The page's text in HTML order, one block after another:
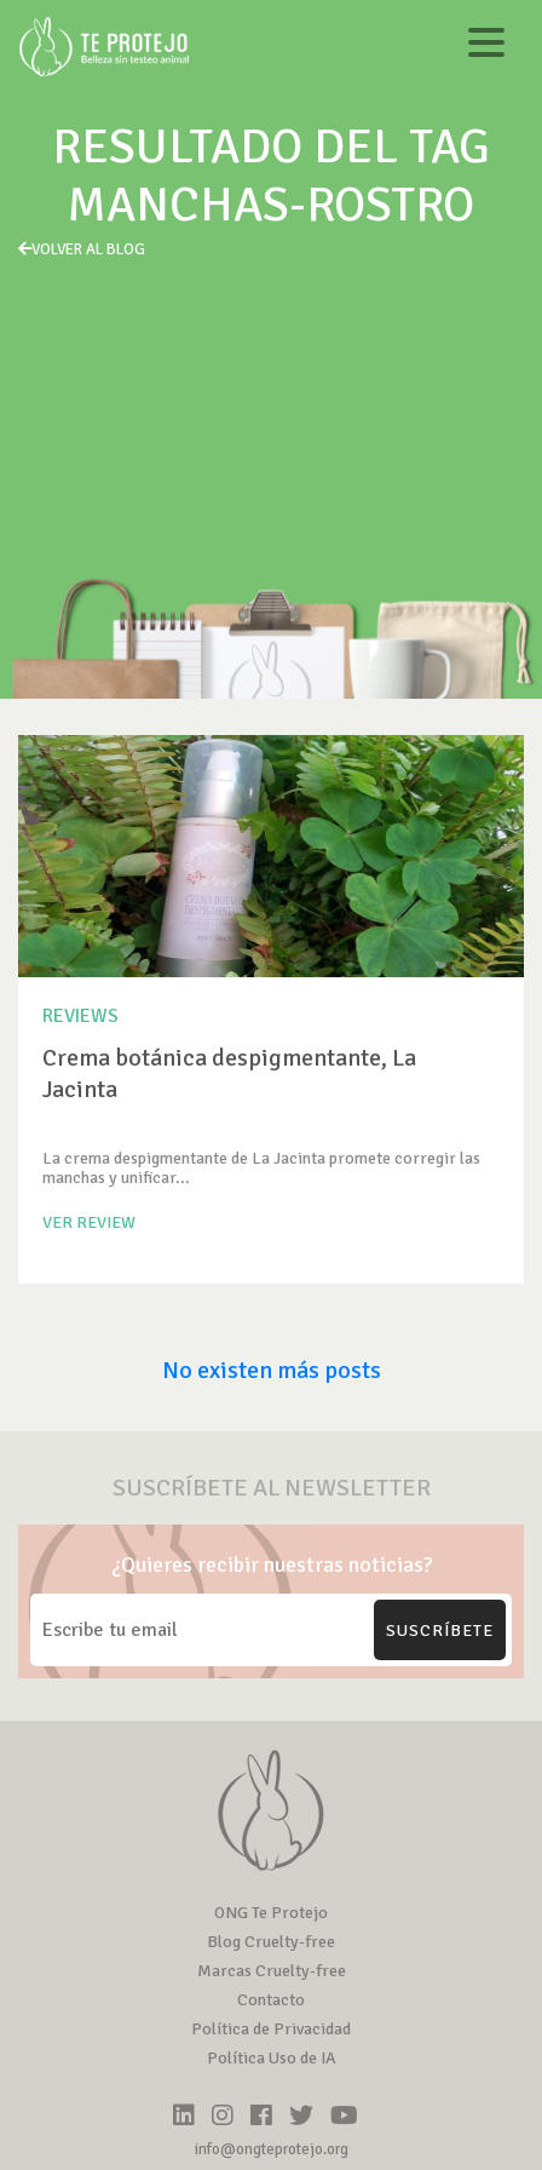
RESULTADO DEL TAG
MANCHAS-ROSTRO
VOLVER AL BLOG
REVIEWS
Crema botánica despigmentante, La
Jacinta
La crema despigmentante de La Jacinta promete corregir las
manchas y unificar...
VER REVIEW
No existen más posts
SUSCRÍBETE AL NEWSLETTER
¿Quieres recibir nuestras noticias?
SUSCRÍBETE
ONG Te Protejo
Blog Cruelty-free
Marcas Cruelty-free
Contacto
Política de Privacidad
Política Uso de IA
info@ongteprotejo.org